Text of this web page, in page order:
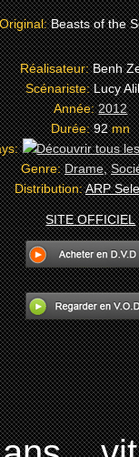
Beasts of the
Réalisateur:Benh
Scénariste:Lucy
Année:2012
Durée:92mn
Genre:Drame,
Distribution:ARP
SITE OFFICIEL